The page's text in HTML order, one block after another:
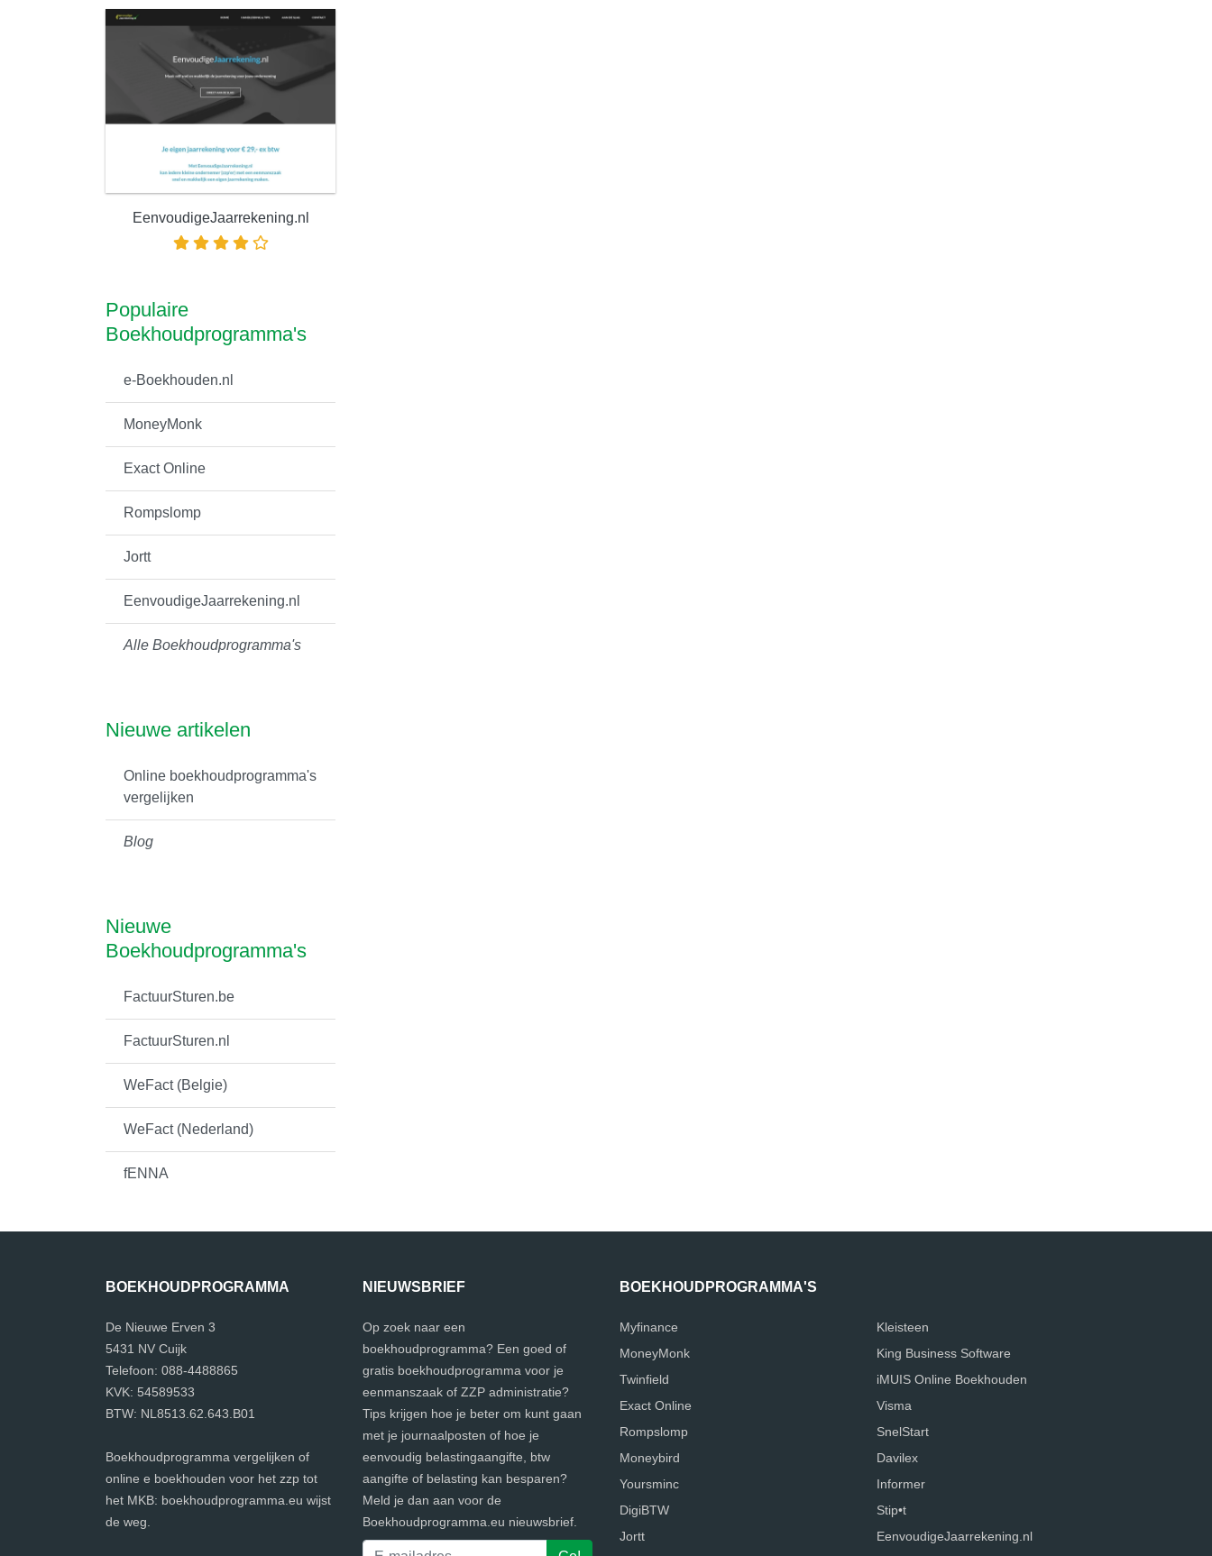
EenvoudigeJaarrekening.nl
Populaire
Boekhoudprogramma's
e-Boekhouden.nl
MoneyMonk
Exact Online
Rompslomp
Jortt
EenvoudigeJaarrekening.nl
Alle Boekhoudprogramma's
Nieuwe artikelen
Online boekhoudprogramma's
vergelijken
Blog
Nieuwe
Boekhoudprogramma's
FactuurSturen.be
FactuurSturen.nl
WeFact (Belgie)
WeFact (Nederland)
fENNA
BOEKHOUDPROGRAMMA
De Nieuwe Erven 3
5431 NV Cuijk
Telefoon: 088-4488865
KVK: 54589533
BTW: NL8513.62.643.B01
Boekhoudprogramma vergelijken of
online e boekhouden voor het zzp tot
het MKB: boekhoudprogramma.eu wijst
de weg.
NIEUWSBRIEF
Op zoek naar een
boekhoudprogramma? Een goed of
gratis boekhoudprogramma voor je
eenmanszaak of ZZP administratie?
Tips krijgen hoe je beter om kunt gaan
met je journaalposten of hoe je
eenvoudig belastingaangifte, btw
aangifte of belasting kan besparen?
Meld je dan aan voor de
Boekhoudprogramma.eu nieuwsbrief.
BOEKHOUDPROGRAMMA'S
Myfinance
MoneyMonk
Twinfield
Exact Online
Rompslomp
Moneybird
Yoursminc
DigiBTW
Jortt
Kleisteen
King Business Software
iMUIS Online Boekhouden
Visma
SnelStart
Davilex
Informer
Stip•t
EenvoudigeJaarrekening.nl